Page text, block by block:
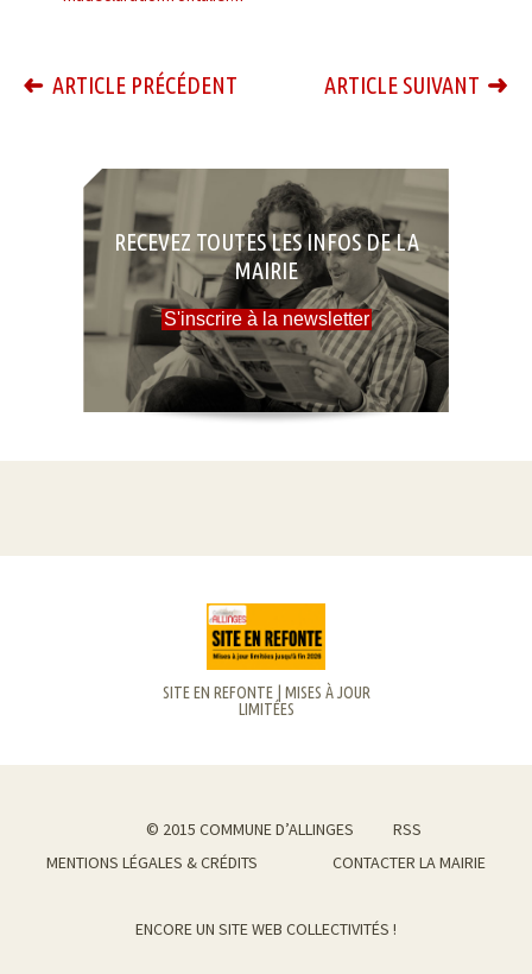
ARTICLE PRÉCÉDENT ARTICLE SUIVANT
RECEVEZ TOUTES LES INFOS DE LA
MAIRIE
S'inscrire à la newsletter
SITE EN REFONTE | MISES À JOUR
LIMITÉES
© 2015 COMMUNE D’ALLINGES
RSS
MENTIONS LÉGALES & CRÉDITS
CONTACTER LA MAIRIE
ENCORE UN SITE WEB COLLECTIVITÉS !